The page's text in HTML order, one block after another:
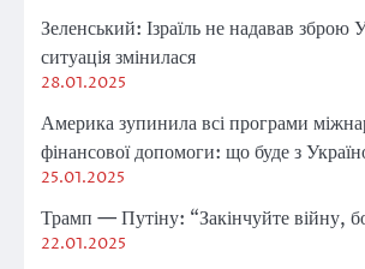
Зеленський: Ізраїль не надавав зброю
ситуація змінилася
28.01.2025
Америка зупинила всі програми
фінансової допомоги: що буде з
25.01.2025
Трамп — Путіну: “Закінчуйте війну,
22.01.2025